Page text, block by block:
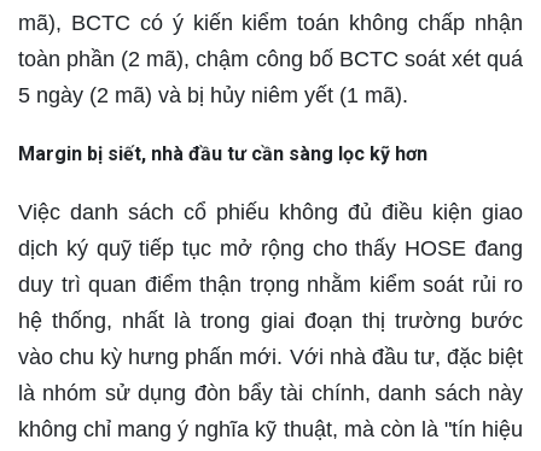
mã), BCTC có ý kiến kiểm toán không chấp nhận
toàn phần (2 mã),chậm công bố BCTC soát xét quá
5 ngày (2 mã) và bị hủy niêm yết (1 mã).
Margin bị siết, nhà đầu tư cần sàng lọc kỹ hơn
Việc danh sách cổ phiếu không đủ điều kiện giao
dịch ký quỹ tiếp tục mở rộng cho thấy HOSE đang
duy trì quan điểm thận trọng nhằm kiểm soát rủi ro
hệ thống, nhất là trong giai đoạn thị trường bước
vào chu kỳ hưng phấn mới. Với nhà đầu tư, đặc biệt
là nhóm sử dụng đòn bẩy tài chính, danh sách này
không chỉ mang ý nghĩa kỹ thuật, mà còn là "tín hiệu